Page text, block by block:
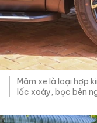
Mâm xe là loại hợp
lốc xoáy, bọc bên